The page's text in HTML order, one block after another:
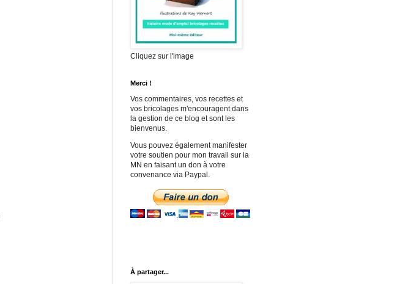
Cliquez sur l'image
Merci !
Vos commentaires, vos recettes et
vos bricolages m'encouragent dans
la gestion de ce blog et sont les
bienvenus.
Vous pouvez également manifester
votre soutien pour mon travail sur la
MN en faisant un don à votre
convenance via Paypal.
À partager...